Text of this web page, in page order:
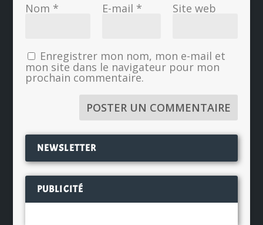
Nom * E-mail * Site web
Enregistrer mon nom, mon e-mail et
mon site dans le navigateur pour mon
prochain commentaire.
NEWSLETTER
PUBLICITÉ